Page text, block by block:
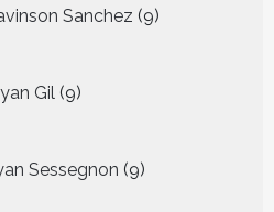
Sanchez 9
producten
Gil 9
producten
Sessegnon 9
producten